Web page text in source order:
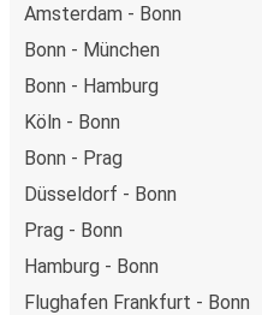
Amsterdam - Bonn
Bonn - München
Bonn - Hamburg
Köln - Bonn
Bonn - Prag
Düsseldorf - Bonn
Prag - Bonn
Hamburg - Bonn
Flughafen Frankfurt - Bonn